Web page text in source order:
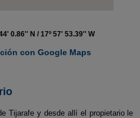
0.86'' N / 17º 57' 53.39'' W
con Google Maps
Tijarafe y desde allí el propietario le